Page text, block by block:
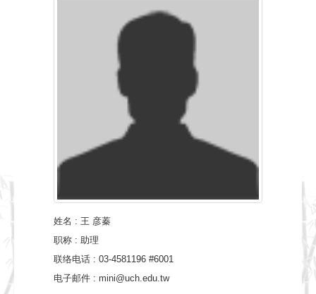
姓名 : 王 彦蓁
职称 : 助理
联络电话 : 03-4581196 #6001
电子邮件 : mini@uch.edu.tw